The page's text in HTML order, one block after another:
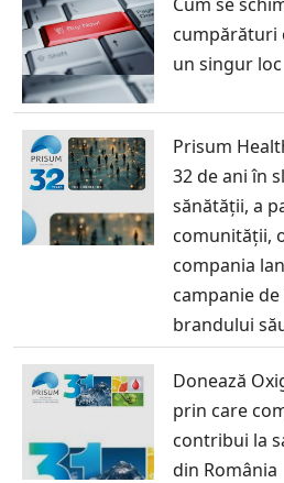
cumpărături
un singur loc
Prisum
32 de ani în
sănătății, a
comunității,
compania
campanie
brandului
Donează
prin care
contribui la
din România